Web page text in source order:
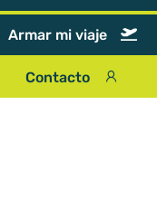
Armar mi viaje
Contacto